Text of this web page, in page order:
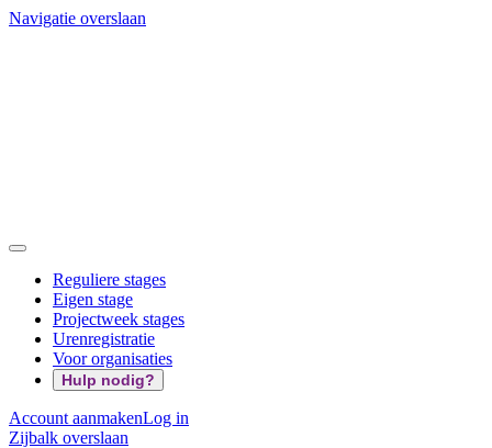
Navigatie overslaan
Reguliere stages
Eigen stage
Projectweek stages
Urenregistratie
Voor organisaties
Hulp nodig?
Account aanmakenLog in
Zijbalk overslaan